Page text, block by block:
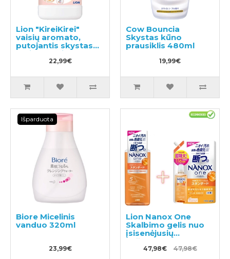
Lion "KireiKirei"
vaisių aromato,
putojantis skystas
muilas papildymas
22,99€
Cow Bouncia
Skystas kūno
prausiklis 480ml
19,99€
Išparduota
Biore Micelinis
vanduo 320ml
23,99€
Lion Nanox One
Skalbimo gelis nuo
įsisenėjusių
nešvarumų 640g +
užpildas 1160g
47,98€ 47,98€